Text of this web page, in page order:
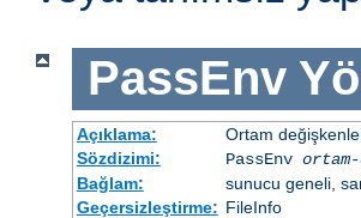
PassEnv
Açıklama:
Ortam
Sözdizimi:
PassEnv
Bağlam:
sunucu geneli,
Geçersizleştirme: FileInfo